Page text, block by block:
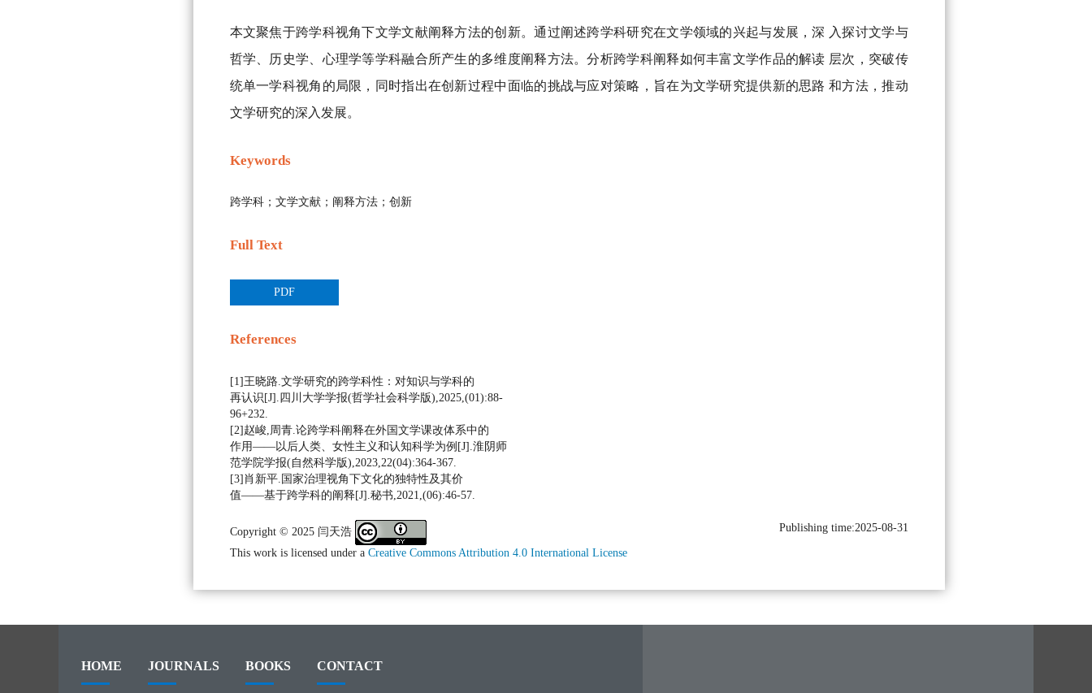
本文聚焦于跨学科视角下文学文献阐释方法的创新。通过阐述跨学科研究在文学领域的兴起与发展，深 入探讨文学与
哲学、历史学、心理学等学科融合所产生的多维度阐释方法。分析跨学科阐释如何丰富文学作品的解读 层次，突破传
统单一学科视角的局限，同时指出在创新过程中面临的挑战与应对策略，旨在为文学研究提供新的思路 和方法，推动
文学研究的深入发展。
Keywords
跨学科；文学文献；阐释方法；创新
Full Text
PDF
References
[1]王晓路.文学研究的跨学科性：对知识与学科的
再认识[J].四川大学学报(哲学社会科学版),2025,(01):88-
96+232.
[2]赵峻,周青.论跨学科阐释在外国文学课改体系中的
作用——以后人类、女性主义和认知科学为例[J].淮阴师
范学院学报(自然科学版),2023,22(04):364-367.
[3]肖新平.国家治理视角下文化的独特性及其价
值——基于跨学科的阐释[J].秘书,2021,(06):46-57.
Copyright © 2025 闫天浩 Publishing time:2025-08-31
This work is licensed under a Creative Commons Attribution 4.0 International License
HOME JOURNALS BOOKS CONTACT